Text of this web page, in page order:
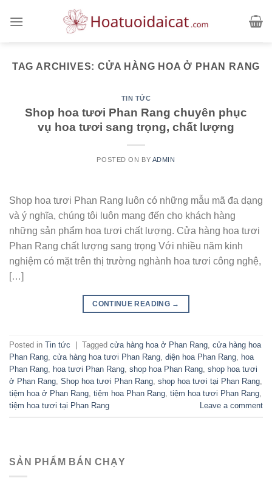
TAG ARCHIVES: CỬA HÀNG HOA Ở PHAN RANG
TIN TỨC
Shop hoa tươi Phan Rang chuyên phục
vụ hoa tươi sang trọng, chất lượng
POSTED ON BY ADMIN
Shop hoa tươi Phan Rang luôn có những mẫu mã đa dạng
và ý nghĩa, chúng tôi luôn mang đến cho khách hàng
những sản phẩm hoa tươi chất lượng. Cửa hàng hoa tươi
Phan Rang chất lượng sang trọng Với nhiều năm kinh
nghiệm có mặt trên thị trường nghành hoa tươi công nghệ,
[…]
CONTINUE READING →
Posted in Tin tức Tagged cửa hàng hoa ở Phan Rang cửa hàng hoa
Phan Rang cửa hàng hoa tươi Phan Rang điện hoa Phan Rang
hoa
Phan Rang
hoa tươi Phan Rang shop hoa Phan Rang shop hoa tươi
ở Phan Rang Shop hoa tươi Phan Rang shop hoa tươi tại Phan Rang
tiệm hoa ở Phan Rang tiệm hoa Phan Rang tiệm hoa tươi Phan Rang
tiệm hoa tươi tại Phan Rang
Leave a comment
SẢN PHẨM BÁN CHẠY